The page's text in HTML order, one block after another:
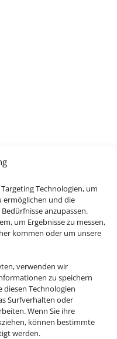
Technologien, um
ermöglichen und die
anzupassen.
um Ergebnisse zu messen,
kommen oder um unsere
verwenden wir
zu speichern
diesen Technologien
Surfverhalten oder
Wenn Sie ihre
können bestimmte
werden.